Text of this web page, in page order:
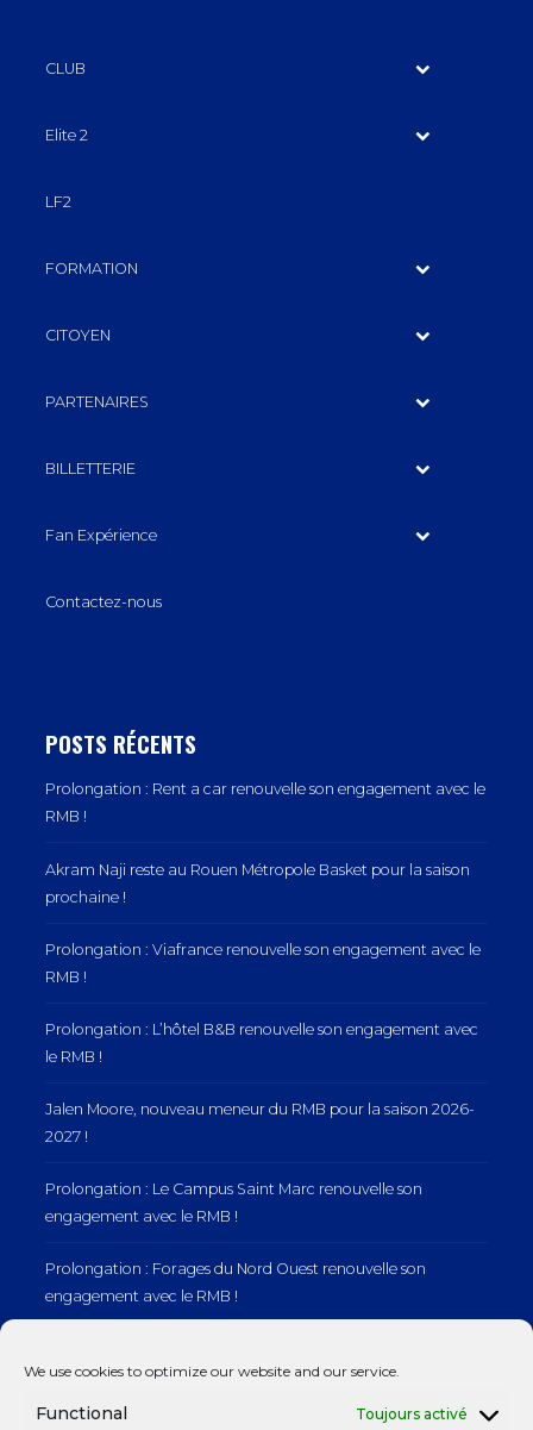
We use cookies to optimize our website and our service.
Functional Toujours activé
CLUB
Elite 2
LF2
FORMATION
CITOYEN
PARTENAIRES
BILLETTERIE
Fan Expérience
Contactez-nous
POSTS RÉCENTS
Prolongation : Rent a car renouvelle son engagement avec le
RMB !
Akram Naji reste au Rouen Métropole Basket pour la saison
prochaine !
Prolongation : Viafrance renouvelle son engagement avec le
RMB !
Prolongation : L’hôtel B&B renouvelle son engagement avec
le RMB !
Jalen Moore, nouveau meneur du RMB pour la saison 2026-
2027 !
Prolongation : Le Campus Saint Marc renouvelle son
engagement avec le RMB !
Prolongation : Forages du Nord Ouest renouvelle son
engagement avec le RMB !
engagement avec le RMB !